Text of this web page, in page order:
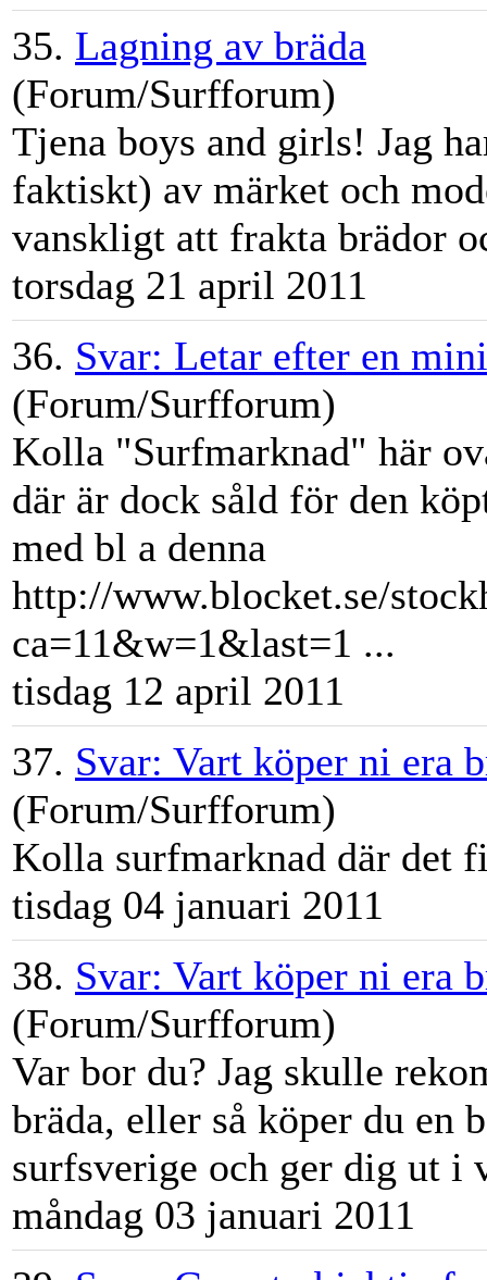
35. Lagning av bräda
(Forum/Surfforum)
Tjena boys and girls! Jag
faktiskt) av märket och
vanskligt att frakta brädor
torsdag 21 april 2011
36. Svar: Letar efter en
(Forum/Surfforum)
Kolla "Surfmarknad" här
där är dock såld för den
med bl a denna
http://www.blocket.se/
ca=11&w=1&last=1 ...
tisdag 12 april 2011
37. Svar: Vart köper ni era
(Forum/Surfforum)
Kolla surfmarknad där det
tisdag 04 januari 2011
38. Svar: Vart köper ni era
(Forum/Surfforum)
Var bor du? Jag skulle
bräda, eller så köper du en
surfsverige och ger dig ut
måndag 03 januari 2011